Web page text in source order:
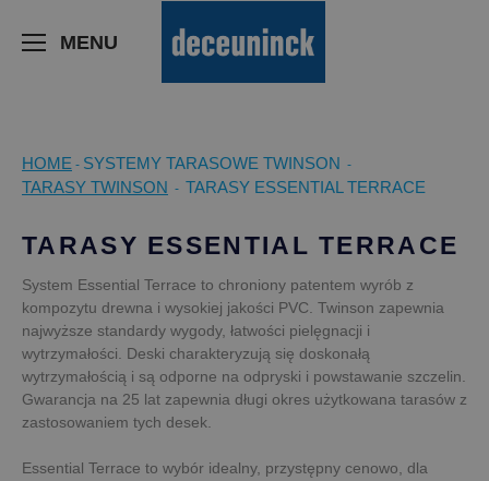
MENU
HOME - SYSTEMY TARASOWE TWINSON -
TARASY TWINSON - TARASY ESSENTIAL TERRACE
TARASY ESSENTIAL TERRACE
System Essential Terrace to chroniony patentem wyrób z
kompozytu drewna i wysokiej jakości PVC. Twinson zapewnia
najwyższe standardy wygody, łatwości pielęgnacji i
wytrzymałości. Deski charakteryzują się doskonałą
wytrzymałością i są odporne na odpryski i powstawanie szczelin.
Gwarancja na 25 lat zapewnia długi okres użytkowana tarasów z
zastosowaniem tych desek.
Essential Terrace to wybór idealny, przystępny cenowo, dla